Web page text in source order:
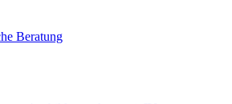
Beratung